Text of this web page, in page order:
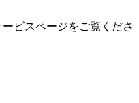
ビスページをご覧くださ